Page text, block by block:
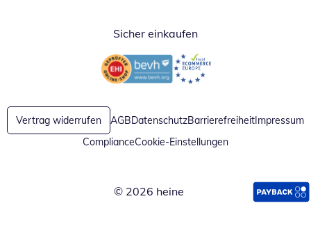
Sicher einkaufen
Öffnet in neuem FensterÖffnet in neuem Fenster
Vertrag widerrufen AGBDatenschutzBarrierefreiheitImpressum
ComplianceCookie-Einstellungen
© 2026 heine